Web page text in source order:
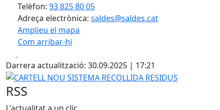
Telèfon: 93 825 80 05
Adreça electrònica: saldes@saldes.cat
Amplieu el mapa
Com arribar-hi
+
−
Darrera actualització: 30.09.2025 | 17:21
CARTELL NOU SISTEMA RECOLLIDA RESIDUS
RSS